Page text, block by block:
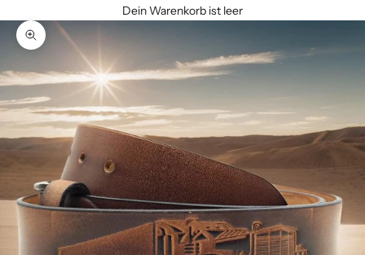
Dein Warenkorb ist leer
Bild vergrößern